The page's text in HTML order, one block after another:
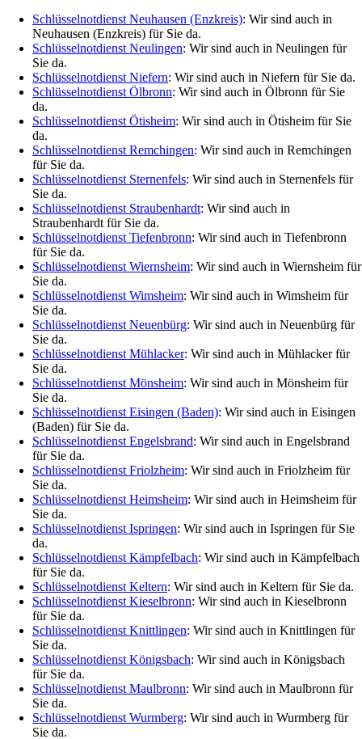
Schlüsselnotdienst Neuhausen (Enzkreis): Wir sind auch in
Neuhausen (Enzkreis) für Sie da.
Schlüsselnotdienst Neulingen: Wir sind auch in Neulingen für
Sie da.
Schlüsselnotdienst Niefern: Wir sind auch in Niefern für Sie da.
Schlüsselnotdienst Ölbronn: Wir sind auch in Ölbronn für Sie
da.
Schlüsselnotdienst Ötisheim: Wir sind auch in Ötisheim für Sie
da.
Schlüsselnotdienst Remchingen: Wir sind auch in Remchingen
für Sie da.
Schlüsselnotdienst Sternenfels: Wir sind auch in Sternenfels für
Sie da.
Schlüsselnotdienst Straubenhardt: Wir sind auch in
Straubenhardt für Sie da.
Schlüsselnotdienst Tiefenbronn: Wir sind auch in Tiefenbronn
für Sie da.
Schlüsselnotdienst Wiernsheim: Wir sind auch in Wiernsheim für
Sie da.
Schlüsselnotdienst Wimsheim: Wir sind auch in Wimsheim für
Sie da.
Schlüsselnotdienst Neuenbürg: Wir sind auch in Neuenbürg für
Sie da.
Schlüsselnotdienst Mühlacker: Wir sind auch in Mühlacker für
Sie da.
Schlüsselnotdienst Mönsheim: Wir sind auch in Mönsheim für
Sie da.
Schlüsselnotdienst Eisingen (Baden): Wir sind auch in Eisingen
(Baden) für Sie da.
Schlüsselnotdienst Engelsbrand: Wir sind auch in Engelsbrand
für Sie da.
Schlüsselnotdienst Friolzheim: Wir sind auch in Friolzheim für
Sie da.
Schlüsselnotdienst Heimsheim: Wir sind auch in Heimsheim für
Sie da.
Schlüsselnotdienst Ispringen: Wir sind auch in Ispringen für Sie
da.
Schlüsselnotdienst Kämpfelbach: Wir sind auch in Kämpfelbach
für Sie da.
Schlüsselnotdienst Keltern: Wir sind auch in Keltern für Sie da.
Schlüsselnotdienst Kieselbronn: Wir sind auch in Kieselbronn
für Sie da.
Schlüsselnotdienst Knittlingen: Wir sind auch in Knittlingen für
Sie da.
Schlüsselnotdienst Königsbach: Wir sind auch in Königsbach
für Sie da.
Schlüsselnotdienst Maulbronn: Wir sind auch in Maulbronn für
Sie da.
Schlüsselnotdienst Wurmberg: Wir sind auch in Wurmberg für
Sie da.